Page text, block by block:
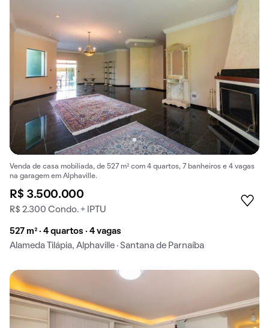
Venda de casa mobiliada, de 527 m² com 4 quartos, 7 banheiros e 4 vagas
na garagem em Alphaville.
R$ 3.500.000
R$ 2.300 Condo. + IPTU
527 m² · 4 quartos · 4 vagas
Alameda Tilápia, Alphaville · Santana de Parnaíba